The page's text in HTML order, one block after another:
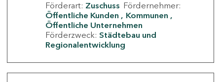
Förderart: Zuschuss Fördernehmer:
Öffentliche Kunden
Kommunen
Öffentliche Unternehmen
Förderzweck: Städtebau und
Regionalentwicklung